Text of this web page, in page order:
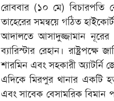
রোববার (১০ মে)
তাহেরের সমন্বয়ে গঠিত
আদালতে আসাদুজ্জামান
ব্যারিস্টার রেহান।
শারমিন এবং সহকারী অ্যাটর্নি
এদিকে মিরপুর থানার একটি
এবং সাবেক বেসামরিক বিমান